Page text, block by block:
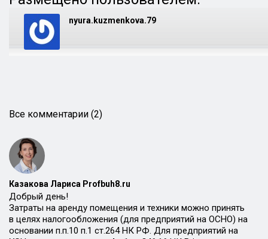
nyura.kuzmenkova.79
Все комментарии (2)
Казакова Лариса Profbuh8.ru
Добрый день!
Затраты на аренду помещения и техники можно принять
в целях налогообложения (для предприятий на ОСНО) на
основании п.п.10 п.1 ст.264 НК РФ. Для предприятий на